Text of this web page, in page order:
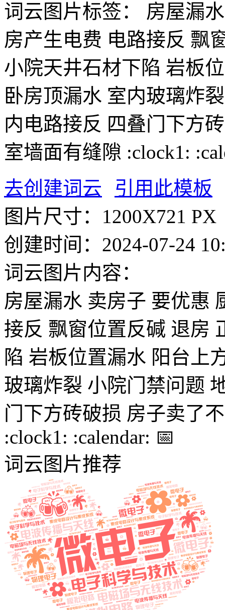
词云图片标签： 房屋漏水
房产生电费 电路接反 飘
小院天井石材下陷 岩板
卧房顶漏水 室内玻璃炸裂
内电路接反 四叠门下方
室墙面有缝隙 :clock1:
去创建词云
引用此模板
图片尺寸： 1200X721 PX
创建时间： 2024-07-24
词云图片内容：
房屋漏水 卖房子 要优惠
接反 飘窗位置反碱 退房
陷 岩板位置漏水 阳台上
玻璃炸裂 小院门禁问题
门下方砖破损 房子卖了
:clock1: :calendar: 📅
词云图片推荐